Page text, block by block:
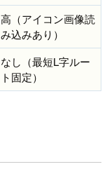
高（アイコン画像読
み込みあり）
なし（最短L字ルー
ト固定）